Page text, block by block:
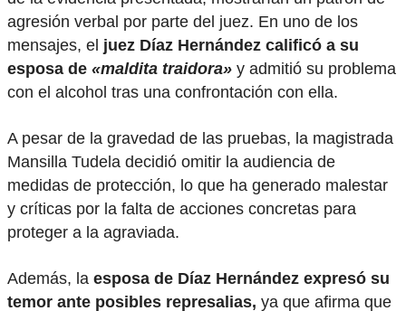
agresión verbal por parte del juez. En uno de los
mensajes, el juez Díaz Hernández calificó a su
esposa de «maldita traidora» y admitió su problema
con el alcohol tras una confrontación con ella.
A pesar de la gravedad de las pruebas, la magistrada
Mansilla Tudela decidió omitir la audiencia de
medidas de protección, lo que ha generado malestar
y críticas por la falta de acciones concretas para
proteger a la agraviada.
Además, la esposa de Díaz Hernández expresó su
temor ante posibles represalias, ya que afirma que